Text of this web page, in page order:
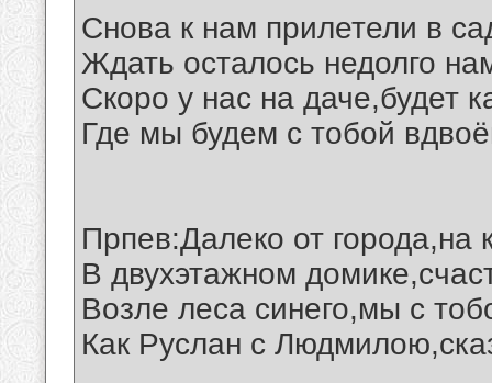
Снова к нам прилетели в
Ждать осталось недолго
Скоро у нас на даче,будет
Где мы будем с тобой
Прпев:Далеко от города,на
В двухэтажном
Возле леса синего,мы с
Как Руслан с